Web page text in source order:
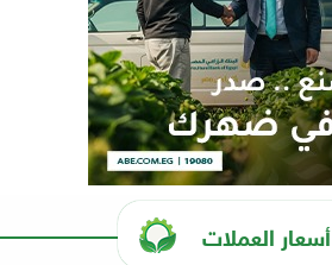
أسعار العملات